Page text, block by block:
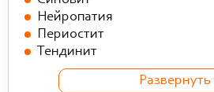
Нейропатия
Периостит
Тендинит
Развернуть